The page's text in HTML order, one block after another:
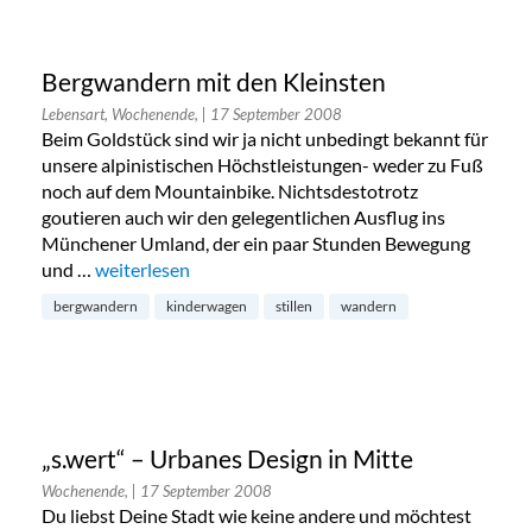
Bergwandern mit den Kleinsten
Lebensart, Wochenende, | 17 September 2008
Beim Goldstück sind wir ja nicht unbedingt bekannt für
unsere alpinistischen Höchstleistungen- weder zu Fuß
noch auf dem Mountainbike. Nichtsdestotrotz
goutieren auch wir den gelegentlichen Ausflug ins
Münchener Umland, der ein paar Stunden Bewegung
und … „Bergwandern mit den Kleinsten“
weiterlesen
bergwandern kinderwagen stillen wandern
„s.wert“ – Urbanes Design in Mitte
Wochenende, | 17 September 2008
Du liebst Deine Stadt wie keine andere und möchtest